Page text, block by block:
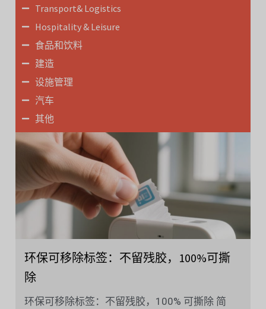
Transport& Logistics
Hospitality & Leisure
食品和饮料
建造
设施管理
汽车
其他
环保可移除标签：不留残胶，100%可撕
除
环保可移除标签：不留残胶，100% 可撕除 简